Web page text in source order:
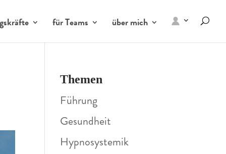
für Teams über mich
Themen
Führung
Gesundheit
Hypnosystemik